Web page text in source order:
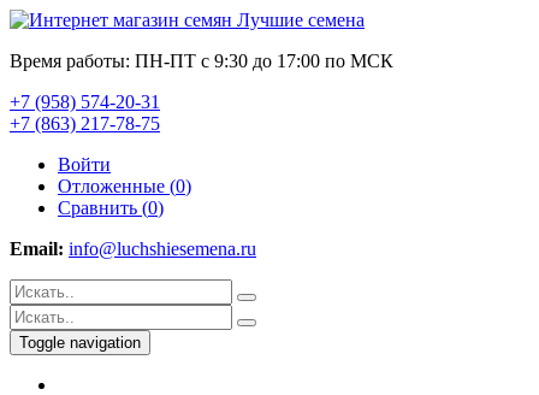
Время работы: ПН-ПТ с 9:30 до 17:00 по МСК
+7 (958) 574-20-31
+7 (863) 217-78-75
Войти
Отложенные (0)
Сравнить (0)
Email: info@luchshiesemena.ru
Toggle navigation